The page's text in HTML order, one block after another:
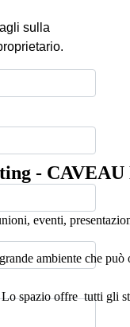
sulla
- CAVEAU
eventi,
ambiente che
spazio offre tutti gli